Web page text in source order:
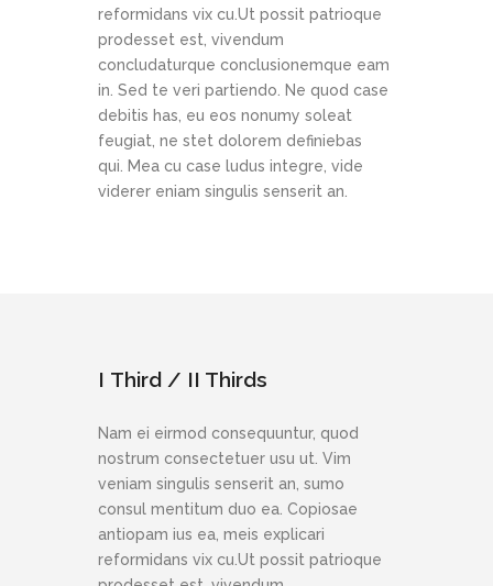
reformidans vix cu.Ut possit patrioque
prodesset est, vivendum
concludaturque conclusionemque eam
in. Sed te veri partiendo. Ne quod case
debitis has, eu eos nonumy soleat
feugiat, ne stet dolorem definiebas
qui. Mea cu case ludus integre, vide
viderer eniam singulis senserit an.
I Third / II Thirds
Nam ei eirmod consequuntur, quod
nostrum consectetuer usu ut. Vim
veniam singulis senserit an, sumo
consul mentitum duo ea. Copiosae
antiopam ius ea, meis explicari
reformidans vix cu.Ut possit patrioque